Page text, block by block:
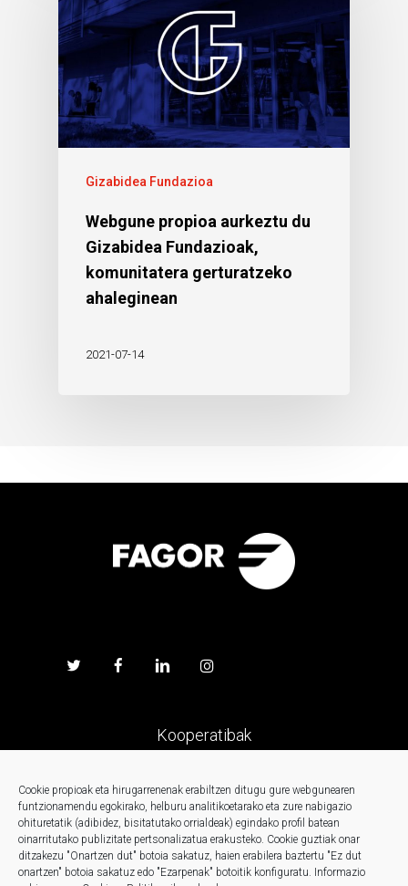
Cookie propioak eta hirugarrenenak erabiltzen ditugu gure webgunearen
funtzionamendu egokirako, helburu analitikoetarako eta zure nabigazio
ohituretatik (adibidez, bisitatutako orrialdeak) egindako profil batean
oinarritutako publizitate pertsonalizatua erakusteko. Cookie guztiak onar
ditzakezu "Onartzen dut" botoia sakatuz, haien erabilera baztertu "Ez dut
onartzen" botoia sakatuz edo "Ezarpenak" botoitik konfiguratu. Informazio
Gizabidea Fundazioa
Webgune propioa aurkeztu du
Gizabidea Fundazioak,
komunitatera gerturatzeko
ahaleginean
2021-07-14
Kooperatibak
Prentsa
Kontaktua
Berriak